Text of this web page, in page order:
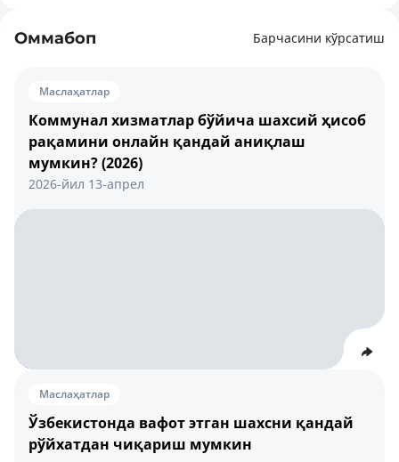
Оммабоп Барчасини кўрсатиш
Маслаҳатлар
Коммунал хизматлар бўйича шахсий ҳисоб
рақамини онлайн қандай аниқлаш
мумкин? (2026)
2026-йил 13-апрел
Маслаҳатлар
Ўзбекистонда вафот этган шахсни қандай
рўйхатдан чиқариш мумкин